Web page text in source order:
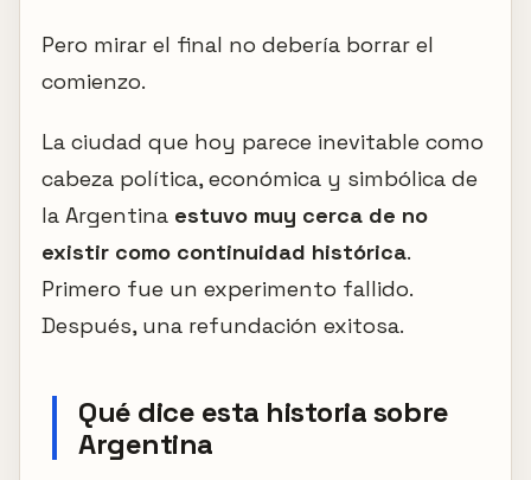
Pero mirar el final no debería borrar el
comienzo.
La ciudad que hoy parece inevitable como
cabeza política, económica y simbólica de
la Argentina estuvo muy cerca de no
existir como continuidad histórica.
Primero fue un experimento fallido.
Después, una refundación exitosa.
Qué dice esta historia sobre
Argentina